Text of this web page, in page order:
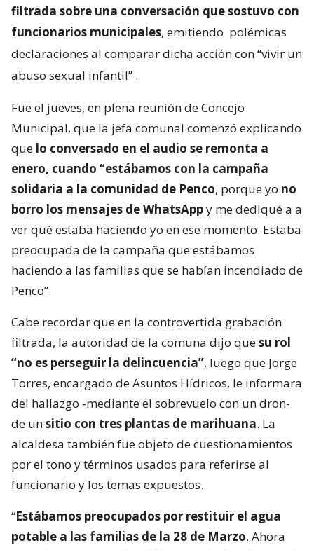
filtrada sobre una conversación que sostuvo con
funcionarios municipales, emitiendo polémicas
declaraciones al comparar dicha acción con “vivir un
abuso sexual infantil” .
Fue el jueves, en plena reunión de Concejo
Municipal, que la jefa comunal comenzó explicando
que lo conversado en el audio se remonta a
enero, cuando “estábamos con la campaña
solidaria a la comunidad de Penco, porque yo no
borro los mensajes de WhatsAppy me dediqué a a
ver qué estaba haciendo yo en ese momento. Estaba
preocupada de la campaña que estábamos
haciendo a las familias que se habían incendiado de
Penco”.
Cabe recordar que en la controvertida grabación
filtrada, la autoridad de la comuna dijo quesu rol
“no es perseguir la delincuencia”, luego que Jorge
Torres, encargado de Asuntos Hídricos, le informara
del hallazgo -mediante el sobrevuelo con un dron-
de unsitio con tres plantas de marihuana. La
alcaldesa también fue objeto de cuestionamientos
por el tono y términos usados para referirse al
funcionario y los temas expuestos.
“Estábamos preocupados por restituir el agua
potable a las familias de la 28 de Marzo. Ahora